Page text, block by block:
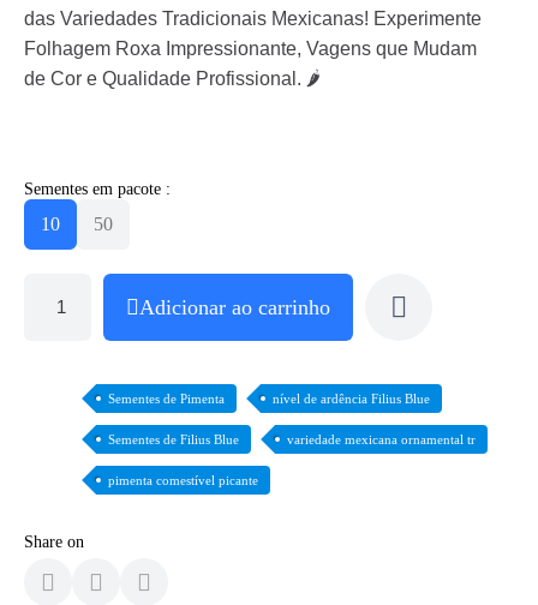
das Variedades Tradicionais Mexicanas! Experimente
Folhagem Roxa Impressionante, Vagens que Mudam
de Cor e Qualidade Profissional. 🌶️
Sementes em pacote :
10 50
Adicionar ao carrinho
Sementes de Pimenta nível de ardência Filius Blue
Sementes de Filius Blue variedade mexicana ornamental tr
pimenta comestível picante
Share on